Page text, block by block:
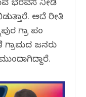
ಭರವಸೆ ನೀಡಿ
ಅದೆ ರೀತಿ
ಗ್ರಾ ಪಂ
ಗ್ರಾಮದ ಜನರು